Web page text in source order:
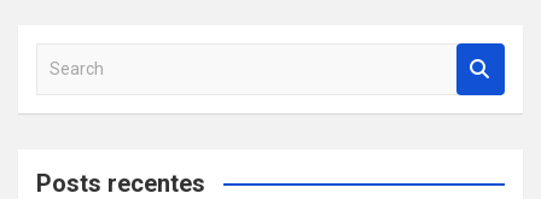
a
c
Posts recentes